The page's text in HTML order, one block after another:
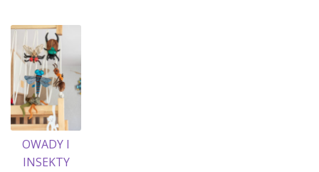
OWADY I
INSEKTY